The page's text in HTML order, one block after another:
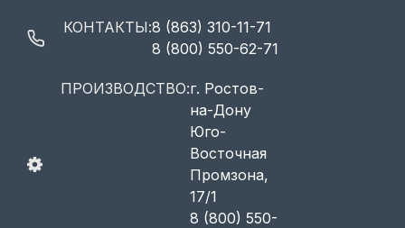
КОНТАКТЫ:8 (863) 310-11-71
8 (800) 550-62-71
ПРОИЗВОДСТВО:г. Ростов-
на-Дону
Юго-
Восточная
Промзона,
17/1
8 (800) 550-